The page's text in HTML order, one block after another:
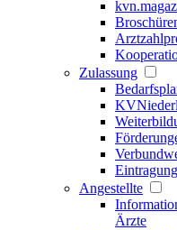
Zulassung
Angestellte
Ärzte